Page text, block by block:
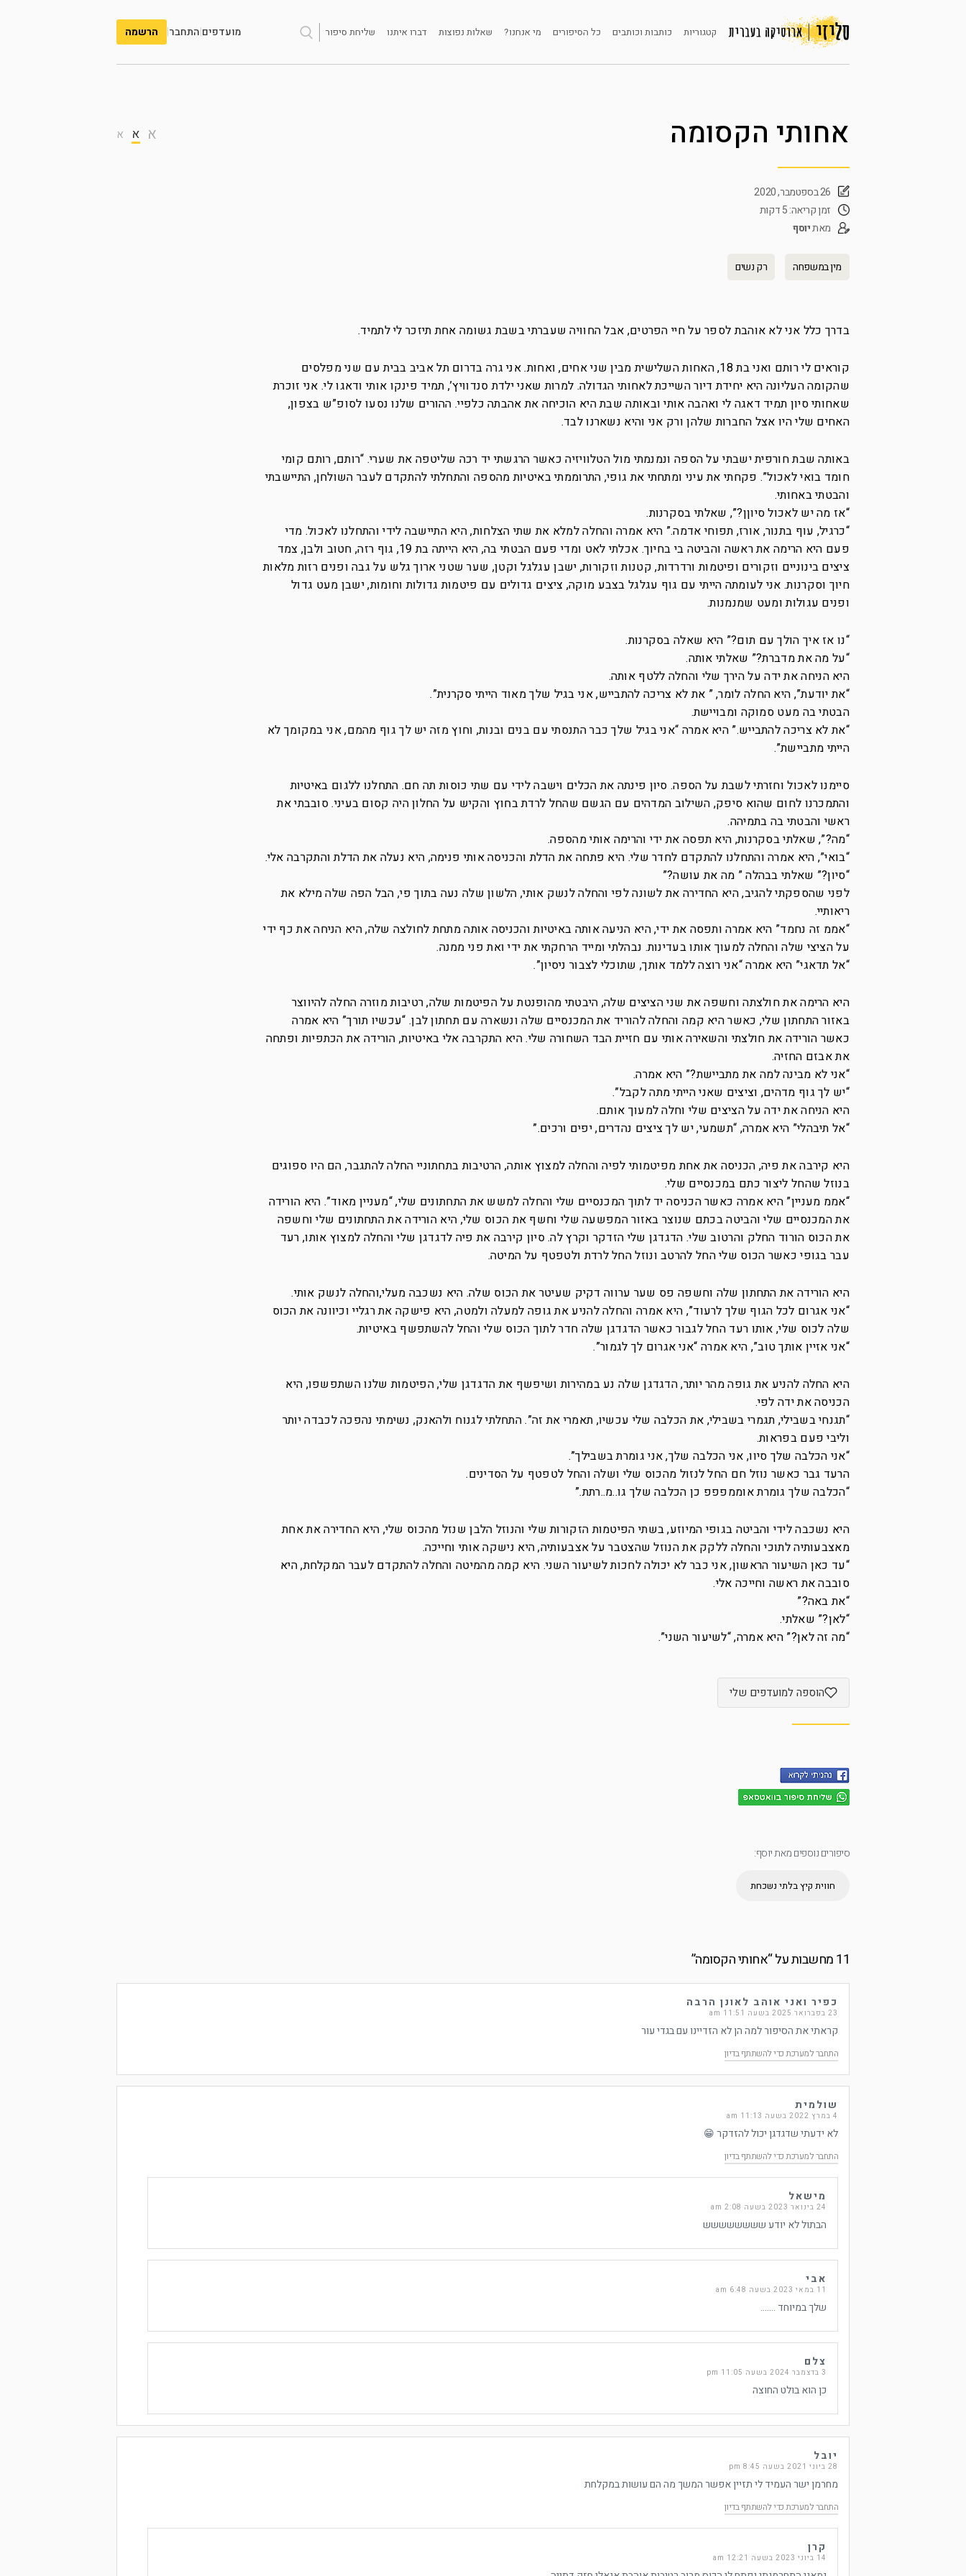
קטגוריות כותבות וכותבים כל הסיפורים מי אנחנו? שאלות נפוצות דברו איתנו שליחת סיפור מועדפים|התחבר| הרשמה
אחותי הקסומה א א א
26 בספטמבר, 2020
זמן קריאה: 5 דקות
מאתיוסף
מין במשפחה רק נשים
בדרך כלל אני לא אוהבת לספר על חיי הפרטים, אבל החוויה שעברתי בשבת גשומה אחת תיזכר לי לתמיד.
קוראים לי רותם ואני בת 18, האחות השלישית מבין שני אחים, ואחות. אני גרה בדרום תל אביב בבית עם שני מפלסים
שהקומה העליונה היא יחידת דיור השייכת לאחותי הגדולה. למרות שאני ילדת סנדוויץ’, תמיד פינקו אותי ודאגו לי. אני זוכרת
שאחותי סיון תמיד דאגה לי ואהבה אותי ובאותה שבת היא הוכיחה את אהבתה כלפיי. ההורים שלנו נסעו לסופ”ש בצפון,
האחים שלי היו אצל החברות שלהן ורק אני והיא נשארנו לבד.
באותה שבת חורפית ישבתי על הספה ונמנמתי מול הטלוויזיה כאשר הרגשתי יד רכה שליטפה את שערי. “רותם, רותם קומי
חומד בואי לאכול”. פקחתי את עיני ומתחתי את גופי, התרוממתי באיטיות מהספה והתחלתי להתקדם לעבר השולחן, התיישבתי
והבטתי באחותי.
“אז מה יש לאכול סיוןן?”, שאלתי בסקרנות.
“כרגיל, עוף בתנור, אורז, תפוחי אדמה.” היא אמרה והחלה למלא את שתי הצלחות, היא התיישבה לידי והתחלנו לאכול. מדי
פעם היא הרימה את ראשה והביטה בי בחיוך. אכלתי לאט ומדי פעם הבטתי בה, היא הייתה בת 19, גוף רזה, חטוב ולבן, צמד
ציצים בינוניים וזקורים ופיטמות ורדרדות, קטנות וזקורות, ישבן עגלגל וקטן, שער שטני ארוך גלש על גבה ופנים רזות מלאות
חיוך וסקרנות. אני לעומתה הייתי עם גוף עגלגל בצבע מוקה, ציצים גדולים עם פיטמות גדולות וחומות, ישבן מעט גדול
ופנים עגולות ומעט שמנמנות.
“נו אז איך הולך עם תום?” היא שאלה בסקרנות.
“על מה את מדברת?” שאלתי אותה.
היא הניחה את ידה על הירך שלי והחלה ללטף אותה.
“את יודעת”, היא החלה לומר, ” את לא צריכה להתבייש, אני בגיל שלך מאוד הייתי סקרנית”.
הבטתי בה מעט סמוקה ומבויישת.
“את לא צריכה להתבייש.” היא אמרה “אני בגיל שלך כבר התנסתי עם בנים ובנות, וחוץ מזה יש לך גוף מהמם, אני במקומך לא
הייתי מתביישת”.
סיימנו לאכול וחזרתי לשבת על הספה. סיון פינתה את הכלים וישבה לידי עם שתי כוסות תה חם. התחלנו ללגום באיטיות
והתמכרנו לחום שהוא סיפק, השילוב המדהים עם הגשם שהחל לרדת בחוץ והקיש על החלון היה קסום בעיני. סובבתי את
ראשי והבטתי בה בתמיהה.
“מה?”, שאלתי בסקרנות, היא תפסה את ידי והרימה אותי מהספה.
“בואי”, היא אמרה והתחלנו להתקדם לחדר שלי. היא פתחה את הדלת והכניסה אותי פנימה, היא נעלה את הדלת והתקרבה אלי.
“סיון?” שאלתי בבהלה ” מה את עושה?”
לפני שהספקתי להגיב, היא החדירה את לשונה לפי והחלה לנשק אותי, הלשון שלה נעה בתוך פי, הבל הפה שלה מילא את
ריאותיי.
“אממ זה נחמד” היא אמרה ותפסה את ידי, היא הניעה אותה באיטיות והכניסה אותה מתחת לחולצה שלה, היא הניחה את כף ידי
על הציצי שלה והחלה למעוך אותו בעדינות. נבהלתי ומייד הרחקתי את ידי ואת פני ממנה.
“אל תדאגי” היא אמרה “אני רוצה ללמד אותך, שתוכלי לצבור ניסיון”.
היא הרימה את חולצתה וחשפה את שני הציצים שלה, היבטתי מהופנטת על הפיטמות שלה, רטיבות מוזרה החלה להיווצר
באזור התחתון שלי, כאשר היא קמה והחלה להוריד את המכנסיים שלה ונשארה עם תחתון לבן. “עכשיו תורך” היא אמרה
כאשר הורידה את חולצתי והשאירה אותי עם חזיית הבד השחורה שלי. היא התקרבה אלי באיטיות, הורידה את הכתפיות ופתחה
את אבזם החזיה.
“אני לא מבינה למה את מתביישת?” היא אמרה.
“יש לך גוף מדהים, וציצים שאני הייתי מתה לקבל”.
היא הניחה את ידה על הציצים שלי וחלה למעוך אותם.
“אל תיבהלי” היא אמרה, “תשמעי, יש לך ציצים נהדרים, יפים ורכים.”
היא קירבה את פיה, הכניסה את אחת מפיטמותי לפיה והחלה למצוץ אותה, הרטיבות בתחתוניי החלה להתגבר, הם היו ספוגים
בנוזל שהחל ליצור כתם במכנסיים שלי.
“אממ מעניין” היא אמרה כאשר הכניסה יד לתוך המכנסיים שלי והחלה למשש את התחתונים שלי, “מעניין מאוד”. היא הורידה
את המכנסיים שלי והביטה בכתם שנוצר באזור המפשעה שלי וחשף את הכוס שלי, היא הורידה את התחתונים שלי וחשפה
את הכוס הורוד החלק והרטוב שלי. הדגדגן שלי הזדקר וקרץ לה. סיון קירבה את פיה לדגדגן שלי והחלה למצוץ אותו, רעד
עבר בגופי כאשר הכוס שלי החל להרטב ונוזל החל לרדת ולטפטף על המיטה.
היא הורידה את התחתון שלה וחשפה פס שער ערווה דקיק שעיטר את הכוס שלה. היא נשכבה מעלי,והחלה לנשק אותי.
“אני אגרום לכל הגוף שלך לרעוד”, היא אמרה והחלה להניע את גופה למעלה ולמטה, היא פישקה את רגליי וכיוונה את הכוס
שלה לכוס שלי, אותו רעד החל לגבור כאשר הדגדגן שלה חדר לתוך הכוס שלי והחל להשתפשף באיטיות.
“אני אזיין אותך טוב”, היא אמרה “אני אגרום לך לגמור”.
היא החלה להניע את גופה מהר יותר, הדגדגן שלה נע במהירות ושיפשף את הדגדגן שלי, הפיטמות שלנו השתפשפו, היא
הכניסה את ידה לפי.
“תגנחי בשבילי, תגמרי בשבילי, את הכלבה שלי עכשיו, תאמרי את זה”. התחלתי לגנוח ולהאנק, נשימתי נהפכה לכבדה יותר
וליבי פעם בפראות.
“אני הכלבה שלך סיוו, אני הכלבה שלך, אני גומרת בשבילך”.
הרעד גבר כאשר נוזל חם החל לנזול מהכוס שלי ושלה והחל לטפטף על הסדינים.
“הכלבה שלך גומרת אוממפפפ כן הכלבה שלך גו..מ..רתת.”
היא נשכבה לידי והביטה בגופי המיוזע, בשתי הפיטמות הזקורות שלי והנוזל הלבן שנזל מהכוס שלי, היא החדירה את אחת
מאצבעותיה לתוכי והחלה ללקק את הנוזל שהצטבר על אצבעותיה, היא נישקה אותי וחייכה.
“עד כאן השיעור הראשון, אני כבר לא יכולה לחכות לשיעור השני. היא קמה מהמיטה והחלה להתקדם לעבר המקלחת, היא
סובבה את ראשה וחייכה אלי.
“את באה?”
“לאן?” שאלתי.
“מה זה לאן?” היא אמרה, “לשיעור השני”.
הוספה למועדפים שלי
סיפורים נוספים מאת יוסף:
חווית קיץ בלתי נשכחת
11 מחשבות על “ אחותי הקסומה”
כפיר ואני אוהב לאונן הרבה
23 בפברואר 2025 בשעה 11:51 am
קראתי את הסיפור למה הן לא הזדיינו עם בגדי עור
התחבר למערכת כדי להשתתף בדיון
שולמית
4 במרץ 2022 בשעה 11:13 am
לא ידעתי שדגדגן יכול להזדקר 😁
התחבר למערכת כדי להשתתף בדיון
מישאל
24 בינואר 2023 בשעה 2:08 am
הבתול לא יודע שששששששש
אבי
11 במאי 2023 בשעה 6:48 am
שלך במיוחד …….
צלם
3 בדצמבר 2024 בשעה 11:05 pm
כן הוא בולט החוצה
יובל
28 ביוני 2021 בשעה 8:45 pm
מחרמן ישר העמיד לי תזיין אפשר המשך מה הם עושות במקלחת
התחבר למערכת כדי להשתתף בדיון
קרן
14 ביוני 2023 בשעה 12:21 am